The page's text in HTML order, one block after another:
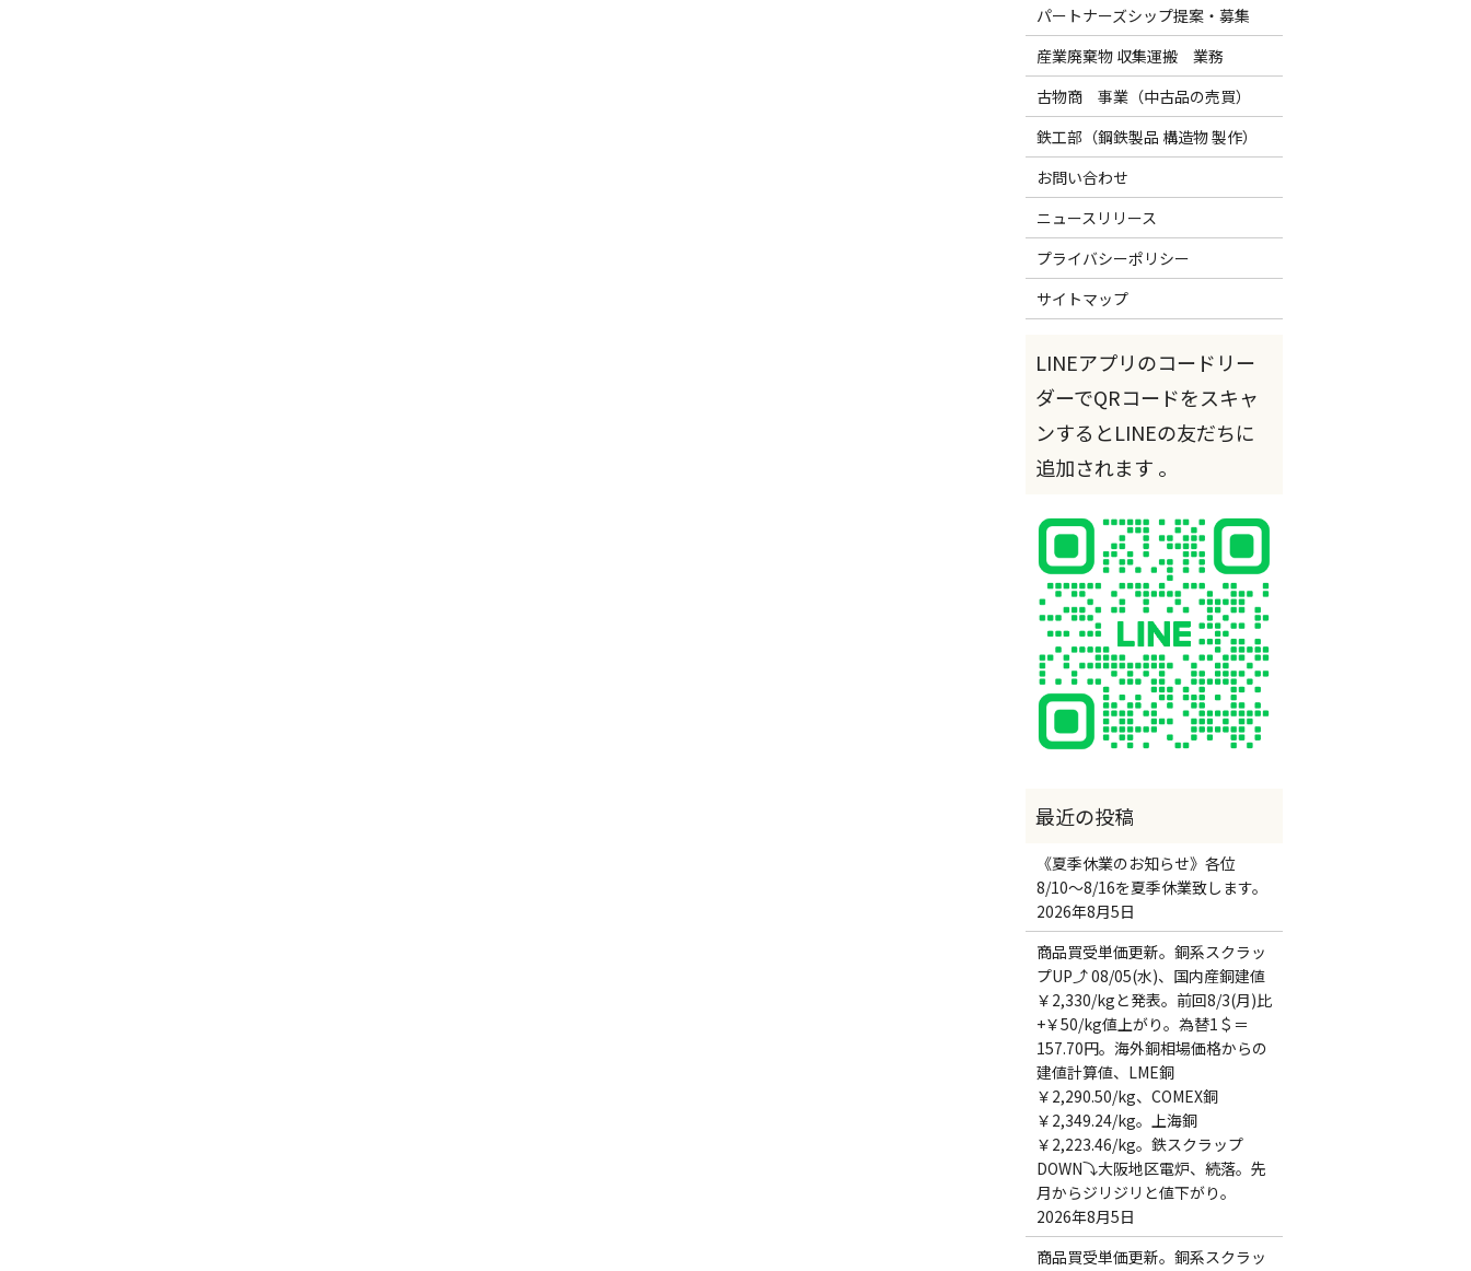
パートナーズシップ提案・募集
産業廃棄物 収集運搬 業務
古物商 事業（中古品の売買）
鉄工部（鋼鉄製品 構造物 製作）
お問い合わせ
ニュースリリース
プライバシーポリシー
サイトマップ
《夏季休業のお知らせ》各位
8/10～8/16を夏季休業致します。
2026年8月5日
商品買受単価更新。銅系スクラッ
プUP⤴ 08/05(水)、国内産銅建値
￥2,330/kgと発表。前回8/3(月)比
+￥50/kg値上がり。為替1＄＝
157.70円。海外銅相場価格からの
建値計算値、LME銅
￥2,290.50/kg、COMEX銅
￥2,349.24/kg。上海銅
￥2,223.46/kg。鉄スクラップ
DOWN⤵大阪地区電炉、続落。先
月からジリジリと値下がり。
2026年8月5日
商品買受単価更新。銅系スクラッ